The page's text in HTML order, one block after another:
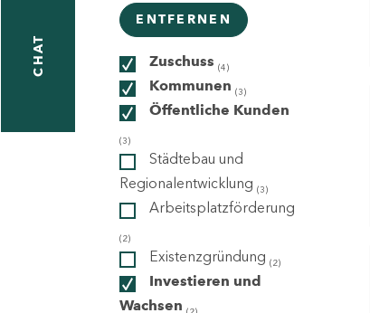
CHAT
ENTFERNEN
Zuschuss (4)
Kommunen (3)
Öffentliche Kunden
(3)
Städtebau und
Regionalentwicklung (3)
Arbeitsplatzförderung
(2)
Existenzgründung (2)
Investieren und
Wachsen